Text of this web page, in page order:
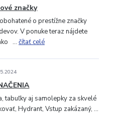
značky
o prestížne značky
V ponuke teraz nájdete
... čítať celé
tabuľky aj samolepky za skvelé
Hydrant, Vstup zakázaný, ...